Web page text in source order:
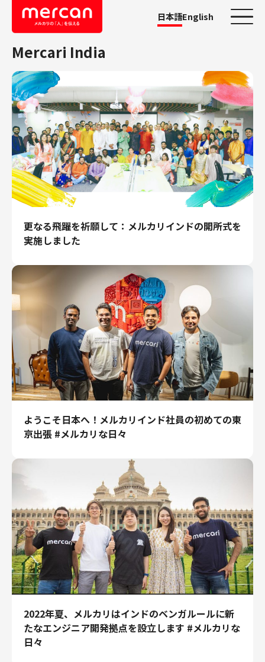
日本語English
カテゴリーから探す
会社・事業
鹿島アントラーズ
Ads
メルカリ
メルペイ
メルコイン
メルカリShops
メルカリR4Dラボ
AI/LLM
エンジニアリング
エンジニアリング
コーポレートエンジニアリング
セキュリティエンジニアリング
プロダクト・ビジネス
経営・事業企画
事業開発
カスタマーサービス
営業
マーケティング・PR
プロダクトデザイン
クリエイティブ
コーポレート
財務・経理
内部監査・リスク
法務
人事
セキュリティ・プライバシー
Mercari India
更なる飛躍を祈願して：メルカリインドの開所式を
実施しました
ようこそ日本へ！メルカリインド社員の初めての東
京出張 #メルカリな日々
2022年夏、メルカリはインドのベンガルールに新
たなエンジニア開発拠点を設立します #メルカリな
日々